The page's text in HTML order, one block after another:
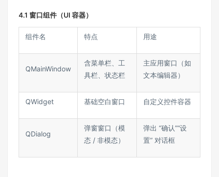
4.1 窗口组件（UI 容器）​
组件名​ 特点​ 用途​
QMainWindow​
含菜单栏、工
具栏、状态栏​
主应用窗口（如
文本编辑器）​
QWidget​ 基础空白窗口​ 自定义控件容器​
QDialog​
弹窗窗口（模
态 / 非模态）​
弹出 “确认”“设
置” 对话框​